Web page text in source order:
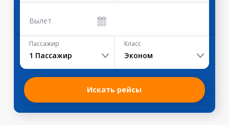
Вылет
Пассажир
1 Пассажир
Класс
Эконом
Искать рейсы